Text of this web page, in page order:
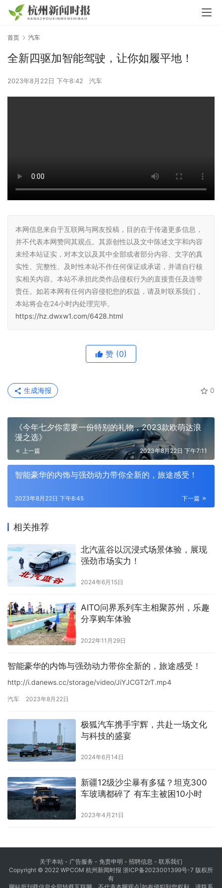
首页 汽车
全新四驱加智能驾驶，让你如履平地！
2023年8月22日 下午8:42 汽车
本网信息来自于互联网与网友投稿，目的在于传递更多信息，
并不代表本网赞同其观点。其原创性以及文中陈述文字和内容
未经本站证实，对本文以及其中全部或者部分内容、文字的真
实性、完整性、及时性本站不作任何保证或承诺，并请自行核
实相关内容。本站不承担此类作品侵权行为的直接责任及连带
责任。如若本网有任何内容侵犯您的权益，请及时联系我们，
本站将会在24小时内处理完毕。
https://hz.dwxw1.com/6428.html
赞 (0)
0
生成海报
《今年七夕你需要一份特别的礼物，2023款欧萌达浪
漫之选》
上一篇 2023年8月22日 下午7:11
智能豪华的内饰与强劲动力带你全新的，旅途感受！
下一篇
2023年8月22日 下午8:45
相关推荐
​北汽蓝谷以沉浸式场景体验，展现
强劲市场实力！
2024年6月15日
AITO问界系列车主相聚苏州，乐趣
分享购车体验
2022年11月29日
智能豪华的内饰与强劲动力带你全新的，旅途感受！
http://i.danews.cc/storage/video/JiYJCGT2rT.mp4
汽车 2023年8月22日
​极狐汽车携手宇辉，共赴一场文化
与科技的盛宴
2024年6月14日
新疆12级沙尘暴有多猛？坦克300
车玻璃都碎了 有车主被困10小时
2023年4月21日
关于本站 - 广告服务 - 免责申明 - 招聘信息 - 联系我们
Copyright © 2022 WPCOM 杭州新闻时报 浙ICP备2023001399号-7 版权所
有